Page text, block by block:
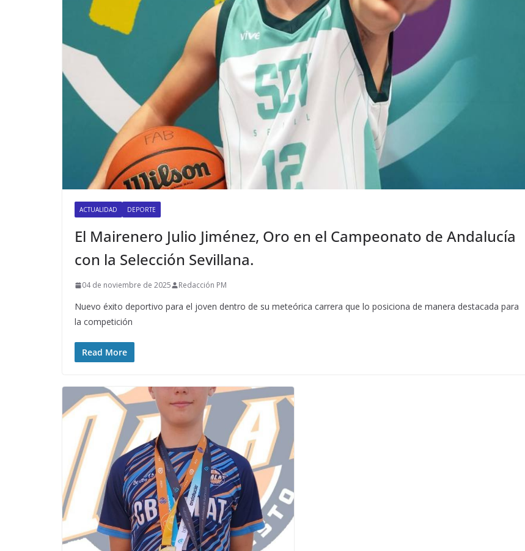
ACTUALIDAD DEPORTE
El Mairenero Julio Jiménez, Oro en el Campeonato de Andalucía
con la Selección Sevillana.
04 de noviembre de 2025 Redacción PM
Nuevo éxito deportivo para el joven dentro de su meteórica carrera que lo posiciona de manera destacada para
la competición
Read More